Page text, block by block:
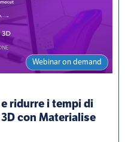
Webinar on demand
ridurre i tempi di
con Materialise